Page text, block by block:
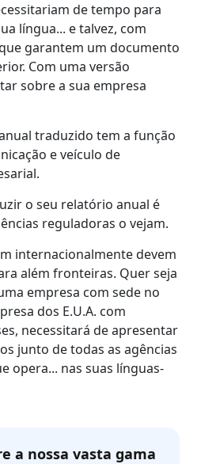
de tempo para
língua... e talvez, com
garantem um documento
Com uma versão
sobre a sua empresa
traduzido tem a função
e veículo de
o seu relatório anual é
reguladoras o vejam.
internacionalmente devem
além fronteiras. Quer seja
empresa com sede no
dos E.U.A. com
necessitará de apresentar
junto de todas as agências
opera... nas suas línguas-
a nossa vasta gama